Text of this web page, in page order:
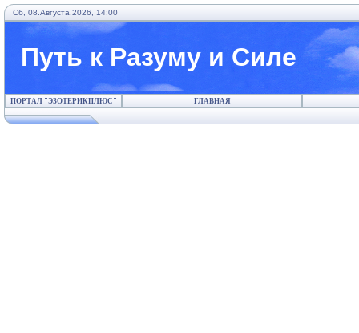
Сб, 08.Августа.2026, 14:00
Путь к Разуму и Силе
ПОРТАЛ "ЭЗОТЕРИКПЛЮС" ГЛАВНАЯ